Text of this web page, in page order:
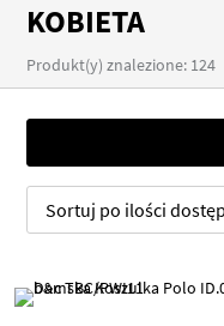
KOBIETA
Produkt(y) znalezione: 124
Sortuj po ilości